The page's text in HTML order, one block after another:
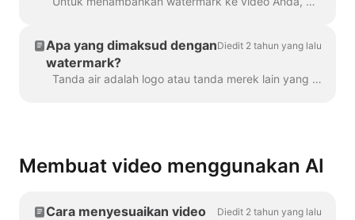
Apa yang dimaksud dengan
watermark?
Diedit 2 tahun yang lalu
Tanda air adalah logo atau tanda merek lain yang ditampilkan di seluruh video Anda. Dengan bantuan tanda air, Anda dapat memberi merek pada video Anda...
Membuat video menggunakan AI
Cara menyesuaikan video
Diedit 2 tahun yang lalu